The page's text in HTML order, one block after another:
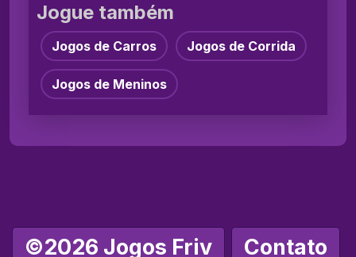
Jogue também
Jogos de Carros Jogos de Corrida
Jogos de Meninos
©2026 Jogos Friv Contato